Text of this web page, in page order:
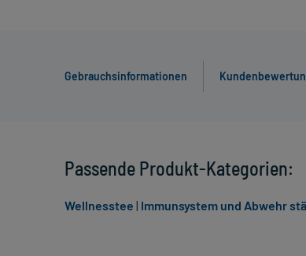
Gebrauchsinformationen
Passende Produkt-Kategorien:
Wellnesstee | Immunsystem und Abwehr